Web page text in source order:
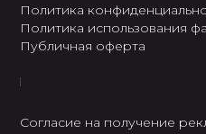
Политика
Политика использования
Публичная оферта
Согласие на получение